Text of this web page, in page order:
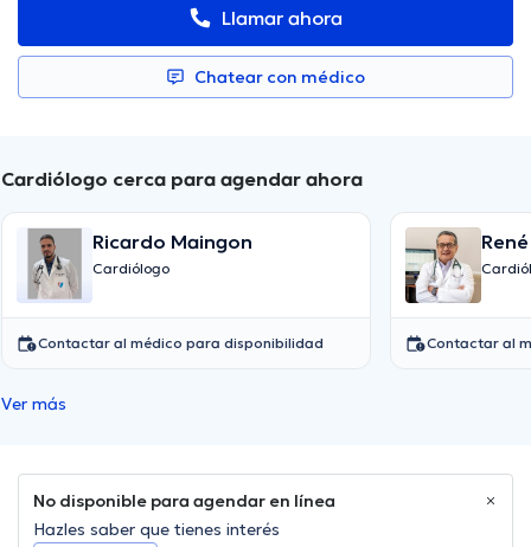
Llamar ahora
Chatear con médico
Cardiólogo cerca para agendar ahora
Ricardo Maingon
Cardiólogo
Contactar al médico para disponibilidad Contactar al
Ver más
No disponible para agendar en línea
Hazles saber que tienes interés